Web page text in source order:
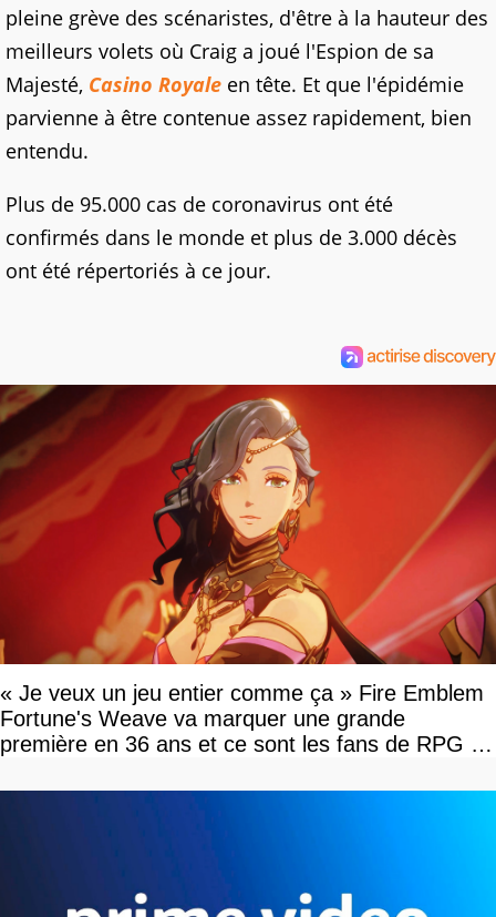
pleine grève des scénaristes, d'être à la hauteur des
meilleurs volets où Craig a joué l'Espion de sa
Majesté, Casino Royale en tête. Et que l'épidémie
parvienne à être contenue assez rapidement, bien
entendu.
Plus de 95.000 cas de coronavirus ont été
confirmés dans le monde et plus de 3.000 décès
ont été répertoriés à ce jour.
« Je veux un jeu entier comme ça » Fire Emblem
Fortune's Weave va marquer une grande
première en 36 ans et ce sont les fans de RPG en